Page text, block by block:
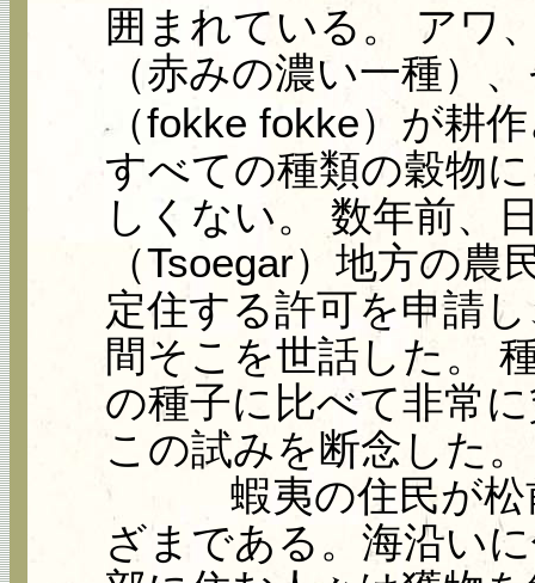
囲まれている。 アワ
（赤みの濃い一種）
（fokke fokke）が耕
すべての種類の穀物
しくない。 数年前、
（Tsoegar）地方の
定住する許可を申請
間そこを世話した。
の種子に比べて非常
この試みを断念した。
蝦夷の住民が松前
ざまである。海沿い